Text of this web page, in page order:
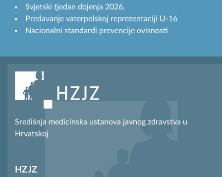
Svjetski tjedan dojenja 2026.
Predavanje vaterpolskoj reprezentaciji U-16
Nacionalni standardi prevencije ovisnosti
Središnja medicinska ustanova javnog zdravstva u
Hrvatskoj
HZJZ